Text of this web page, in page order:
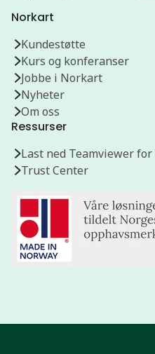
Norkart
Kundestøtte
Kurs og konferanser
Jobbe i Norkart
Nyheter
Om oss
Ressurser
Last ned Teamviewer
Trust Center